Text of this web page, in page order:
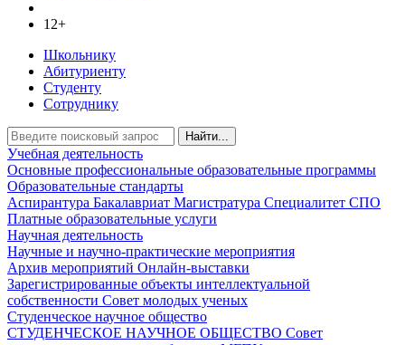
12+
Школьнику
Абитуриенту
Студенту
Сотруднику
Найти...
Учебная деятельность
Основные профессиональные образовательные программы
Образовательные стандарты
Аспирантура Бакалавриат Магистратура Специалитет СПО
Платные образовательные услуги
Научная деятельность
Научные и научно-практические мероприятия
Архив мероприятий Онлайн-выставки
Зарегистрированные объекты интеллектуальной
собственности Совет молодых ученых
Студенческое научное общество
СТУДЕНЧЕСКОЕ НАУЧНОЕ ОБЩЕСТВО Совет